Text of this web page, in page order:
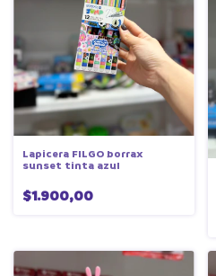
Lapicera FILGO borrax
sunset tinta azul
$1.900,00